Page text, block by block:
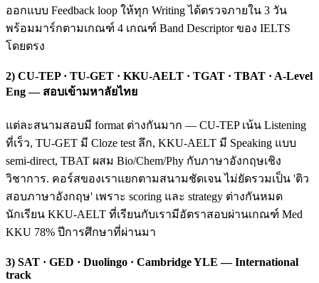
ออกแบบ Feedback loop ให้ทุก Writing ได้ตรวจภายใน 3 วัน
พร้อมมาร์กตามเกณฑ์ 4 เกณฑ์ Band Descriptor ของ IELTS
โดยตรง
2) CU-TEP · TU-GET · KKU-AELT · TGAT · TBAT · A-Level
Eng — สอบเข้ามหาลัยไทย
แต่ละสนามสอบมี format ต่างกันมาก — CU-TEP เน้น Listening
ที่เร็ว, TU-GET มี Cloze test ลึก, KKU-AELT มี Speaking แบบ
semi-direct, TBAT ผสม Bio/Chem/Phy กับภาษาอังกฤษเชิง
วิชาการ. คอร์สของเราแยกตามสนามชัดเจน ไม่ยัดรวมเป็น 'ติว
สอบภาษาอังกฤษ' เพราะ scoring และ strategy ต่างกันหมด
นักเรียน KKU-AELT ที่เรียนกับเรามีอัตราสอบผ่านเกณฑ์ Med
KKU 78% ปีการศึกษาที่ผ่านมา
3) SAT · GED · Duolingo · Cambridge YLE — International
track